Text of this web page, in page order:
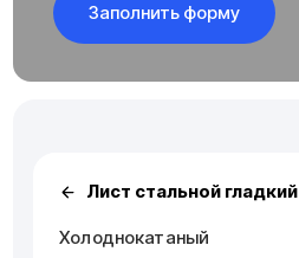
Заполнить форму
Лист стальной гладкий
Холоднокатаный